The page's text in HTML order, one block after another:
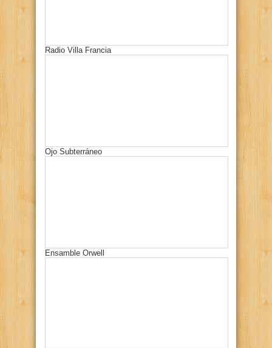
Radio Villa Francia
Ojo Subterráneo
Ensamble Orwell